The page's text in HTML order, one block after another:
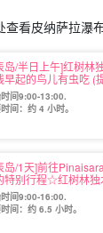
看皮纳萨拉瀑
岛/半日上午]红树林
早起的鸟儿有虫吃 (
间9:00-13:00.
间：约 4 小时。
岛/1天]前往
特别行程☆红树林
望的景色一定会令
间9:00-16:00.
间：约 6.5 小时。